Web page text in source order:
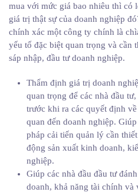
mua với mức giá bao nhiêu thì có
giá trị thật sự của doanh nghiệp
chính xác một công ty chính là
yếu tố đặc biệt quan trọng và cần
sáp nhập, đầu tư doanh nghiệp.
Thẩm định giá trị doanh
quan trọng để các nhà đầu
trước khi ra các quyết định
quan đến doanh nghiệp.
pháp cải tiến quản lý cần
động sản xuất kinh doanh,
nghiệp.
Giúp các nhà đầu đầu tư
doanh, khả năng tài chính